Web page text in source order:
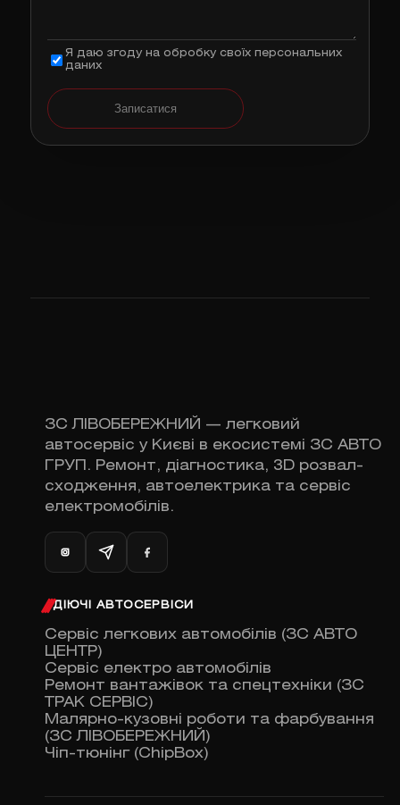
Я даю згоду на обробку своїх персональних
даних
Записатися
ЗС ЛІВОБЕРЕЖНИЙ — легковий
автосервіс у Києві в екосистемі ЗС АВТО
ГРУП. Ремонт, діагностика, 3D розвал-
сходження, автоелектрика та сервіс
електромобілів.
ДІЮЧІ АВТОСЕРВІСИ
Сервіс легкових автомобілів (ЗС АВТО
ЦЕНТР)
Сервіс електро автомобілів
Ремонт вантажівок та спецтехніки (ЗС
ТРАК СЕРВІС)
Малярно-кузовні роботи та фарбування
(ЗС ЛІВОБЕРЕЖНИЙ)
Чіп-тюнінг (ChipBox)